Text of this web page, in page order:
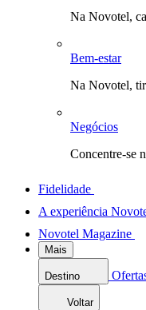
Na Novotel,
Bem-estar
Na Novotel,
Negócios
Concentre-se
Fidelidade
A experiência
Novotel Magazine
Mais
Destino
Voltar